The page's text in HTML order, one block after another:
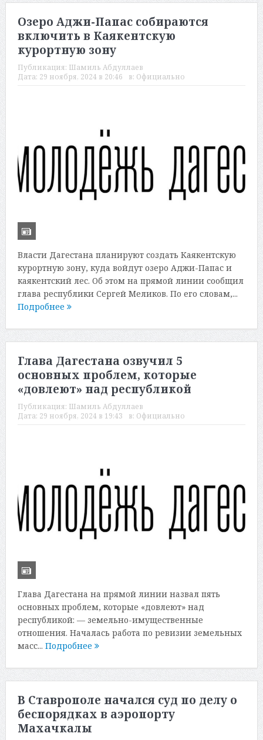
Озеро Аджи-Папас собираются
включить в Каякентскую
курортную зону
Публикация: Шамиль Абдуллаев
Дата: 29 ноября, 2024 в 20:46 в: Официально
Власти Дагестана планируют создать Каякентскую
курортную зону, куда войдут озеро Аджи-Папас и
каякентский лес. Об этом на прямой линии сообщил
глава республики Сергей Меликов. По его словам,...
Подробнее
Глава Дагестана озвучил 5
основных проблем, которые
«довлеют» над республикой
Публикация: Шамиль Абдуллаев
Дата: 29 ноября, 2024 в 19:43 в: Официально
Глава Дагестана на прямой линии назвал пять
основных проблем, которые «довлеют» над
республикой: — земельно-имущественные
отношения. Началась работа по ревизии земельных
масс... Подробнее
В Ставрополе начался суд по делу о
беспорядках в аэропорту
Махачкалы